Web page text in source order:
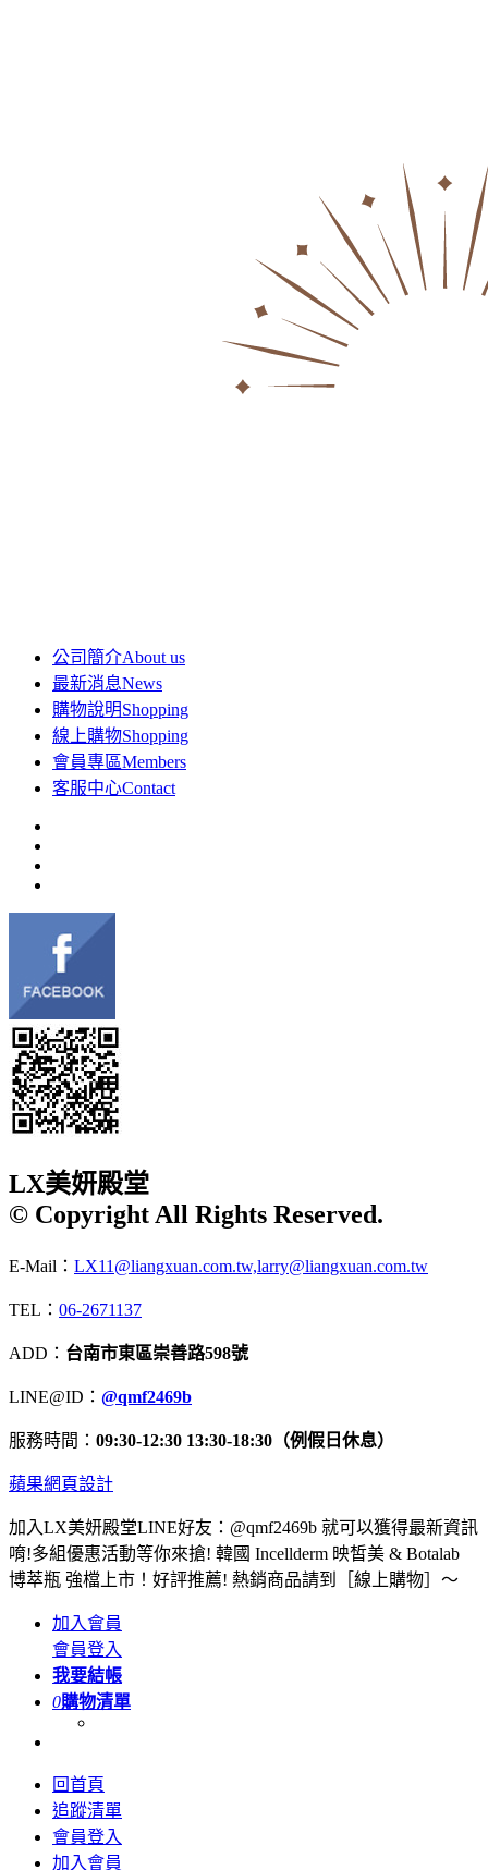
公司簡介About us
最新消息News
購物說明Shopping
線上購物Shopping
會員專區Members
客服中心Contact
LX美妍殿堂
© Copyright All Rights Reserved.
E-Mail： LX11@liangxuan.com.tw,larry@liangxuan.com.tw
TEL： 06-2671137
ADD： 台南市東區崇善路598號
LINE@ID： @qmf2469b
服務時間： 09:30-12:30 13:30-18:30（例假日休息）
蘋果網頁設計
加入LX美妍殿堂LINE好友：@qmf2469b 就可以獲得最新資訊
唷!多組優惠活動等你來搶! 韓國 Incellderm 映皙美 & Botalab
博萃瓶 強檔上市！好評推薦! 熱銷商品請到［線上購物］～
加入會員
會員登入
我要結帳
0購物清單
回首頁
追蹤清單
會員登入
加入會員